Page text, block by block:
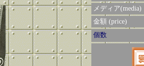
メディア(media)
金額 (price)
個数